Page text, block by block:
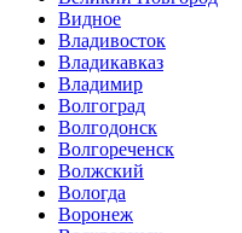
Видное
Владивосток
Владикавказ
Владимир
Волгоград
Волгодонск
Волгореченск
Волжский
Вологда
Воронеж